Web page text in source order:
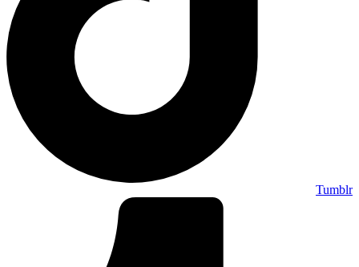
Tumblr